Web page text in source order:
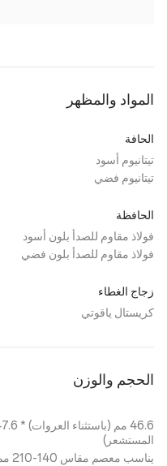
المواد والمظهر
الحافة
تيتانيوم أسود
تيتانيوم فضي
الحافظة
فولاذ مقاوم للصدأ بلون أسود
فولاذ مقاوم للصدأ بلون فضي
زجاج الغطاء
كريستال ياقوتي
الحجم والوزن
المستشعر)
يناسب معصم مقاس 140-210 مم